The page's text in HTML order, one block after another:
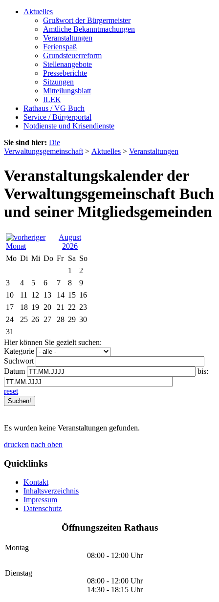
Aktuelles
Grußwort der Bürgermeister
Amtliche Bekanntmachungen
Veranstaltungen
Ferienspaß
Grundsteuerreform
Stellenangebote
Presseberichte
Sitzungen
Mitteilungsblatt
ILEK
Rathaus / VG Buch
Service / Bürgerportal
Notdienste und Krisendienste
Sie sind hier: Die
Verwaltungsgemeinschaft > Aktuelles > Veranstaltungen
Veranstaltungskalender der
Verwaltungsgemeinschaft Buch
und seiner Mitgliedsgemeinden
August
2026
Mo Di Mi Do Fr Sa So
1
2
3
4 5 6 7 8
9
10
11 12 13 14 15 16
17
18 19 20 21 22 23
24
25 26 27 28 29 30
31
Hier können Sie gezielt suchen:
Kategorie
Suchwort
Datum
bis:
reset
Es wurden keine Veranstaltungen gefunden.
drucken nach oben
Quicklinks
Kontakt
Inhaltsverzeichnis
Impressum
Datenschutz
Öffnungszeiten Rathaus
Montag
08:00 - 12:00 Uhr
Dienstag
08:00 - 12:00 Uhr
14:30 - 18:15 Uhr